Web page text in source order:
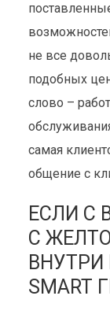
не все
подобных
слово –
самая
общение с
ЕСЛИ С
С